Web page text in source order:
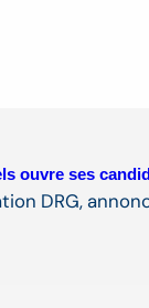
ouvre ses
DRG,